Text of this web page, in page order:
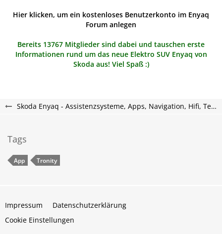
Hier klicken, um ein kostenloses Benutzerkonto im Enyaq
Forum anlegen
Bereits 13767 Mitglieder sind dabei und tauschen erste
Informationen rund um das neue Elektro SUV Enyaq von
Skoda aus! Viel Spaß :)
Skoda Enyaq - Assistenzsysteme, Apps, Navigation, Hifi, Telefon, Multimedia.
Tags
App Tronity
Impressum
Datenschutzerklärung
Cookie Einstellungen